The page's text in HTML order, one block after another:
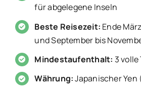
für abgelegene Inseln
Beste Reisezeit: Ende
und September bis
Mindestaufenthalt: 3 volle
Währung:Japanischer Yen